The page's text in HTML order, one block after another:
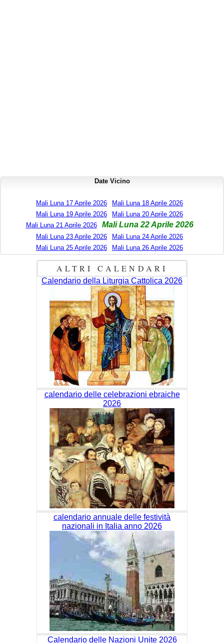
Date Vicino
Mali Luna 17 Aprile 2026
Mali Luna 18 Aprile 2026
Mali Luna 19 Aprile 2026
Mali Luna 20 Aprile 2026
Mali Luna 21 Aprile 2026
Mali Luna 22 Aprile 2026
Mali Luna 23 Aprile 2026
Mali Luna 24 Aprile 2026
Mali Luna 25 Aprile 2026
Mali Luna 26 Aprile 2026
ALTRI CALENDARI
Calendario della Liturgia Cattolica 2026
calendario delle celebrazioni ebraiche
2026
calendario annuale delle festività
nazionali in Italia anno 2026
Calendario delle Nazioni Unite 2026